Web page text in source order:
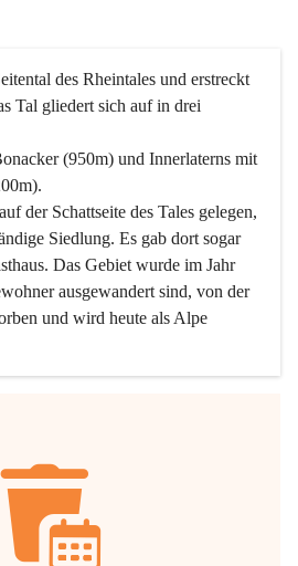
des Rheintales und erstreckt
Tal gliedert sich auf in drei
(950m) und Innerlaterns mit
der Schattseite des Tales gelegen,
Siedlung. Es gab dort sogar
Das Gebiet wurde im Jahr
ausgewandert sind, von der
und wird heute als Alpe